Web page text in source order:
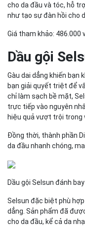
cho da đầu và tóc, hỗ
như tạo sự đàn hồi cho
Giá tham khảo: 486.000
Dầu gội
Gàu dai dẳng khiến bạn
bạn giải quyết triệt để
chỉ làm sạch bề mặt,
trực tiếp vào nguyên
hiệu quả vượt trội trong
Đồng thời, thành phần
da đầu nhanh chóng,
Dầu gội Selsun đánh
Selsun đặc biệt phù
dẳng. Sản phẩm đã
cho da đầu, kể cả da